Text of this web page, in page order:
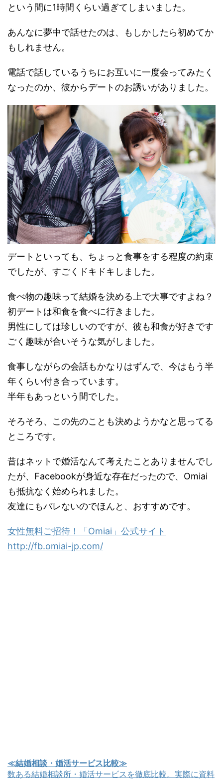
という間に1時間くらい過ぎてしまいました。
あんなに夢中で話せたのは、もしかしたら初めてか
もしれません。
電話で話しているうちにお互いに一度会ってみたく
なったのか、彼からデートのお誘いがありました。
デートといっても、ちょっと食事をする程度の約束
でしたが、すごくドキドキしました。
食べ物の趣味って結婚を決める上で大事ですよね？
初デートは和食を食べに行きました。
男性にしては珍しいのですが、彼も和食が好きです
ごく趣味が合いそうな気がしました。
食事しながらの会話もかなりはずんで、今はもう半
年くらい付き合っています。
半年もあっという間でした。
そろそろ、この先のことも決めようかなと思ってる
ところです。
昔はネットで婚活なんて考えたことありませんでし
たが、Facebookが身近な存在だったので、Omiai
も抵抗なく始められました。
友達にもバレないのでほんと、おすすめです。
女性無料ご招待！「Omiai」公式サイト
http://fb.omiai-jp.com/
≪結婚相談・婚活サービス比較≫
数ある結婚相談所・婚活サービスを徹底比較。実際に資料